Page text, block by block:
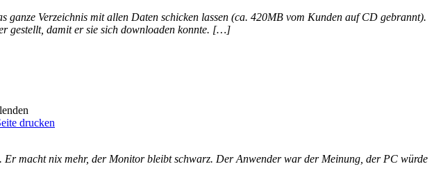
Verzeichnis mit allen Daten schicken lassen (ca. 420MB vom Kunden auf CD gebrannt).
gestellt, damit er sie sich downloaden konnte. […]
macht nix mehr, der Monitor bleibt schwarz. Der Anwender war der Meinung, der PC würde